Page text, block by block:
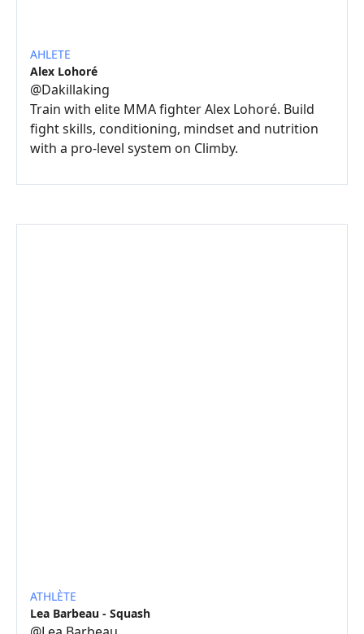
AHLETE
Alex Lohoré
@Dakillaking
Train with elite MMA fighter Alex Lohoré. Build
fight skills, conditioning, mindset and nutrition
with a pro-level system on Climby.
ATHLÈTE
Lea Barbeau - Squash